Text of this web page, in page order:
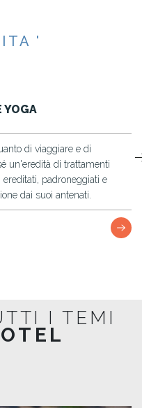
'
di viaggiare e di
un'eredità di trattamenti
padroneggiati e
dai suoi antenati.
I TEMI